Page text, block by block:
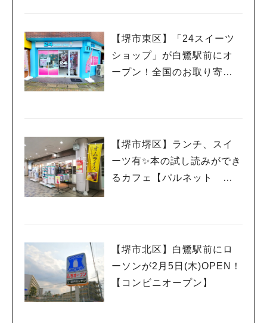
【堺市東区】「24スイーツ
ショップ」が白鷺駅前にオ
ープン！全国のお取り寄せ
【堺市堺区】ランチ、スイ
ーツ有✨本の試し読みができ
るカフェ【パルネット 本
【堺市北区】白鷺駅前にロ
ーソンが2月5日(木)OPEN！
【コンビニオープン】